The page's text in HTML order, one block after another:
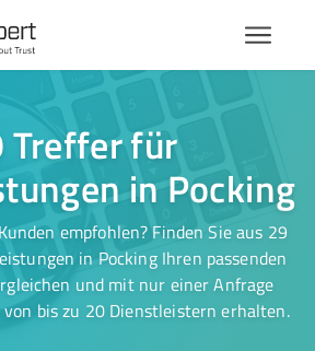
Treffer für
in Pocking
empfohlen? Finden Sie aus 29
in Pocking Ihren passenden
und mit nur einer Anfrage
bis zu 20 Dienstleistern erhalten.